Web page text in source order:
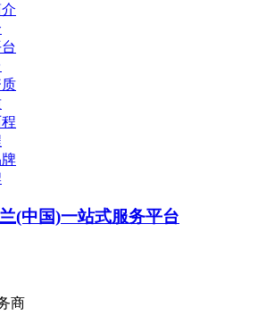
(中国)一站式服务平台